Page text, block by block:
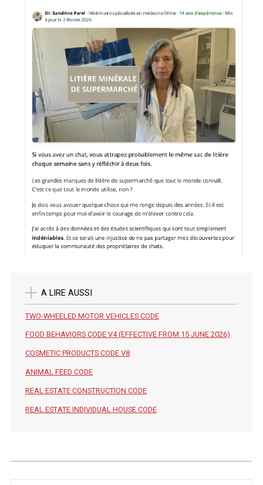
A LIRE AUSSI
TWO-WHEELED MOTOR VEHICLES CODE
FOOD BEHAVIORS CODE V4 (EFFECTIVE FROM 15 JUNE 2026)
COSMETIC PRODUCTS CODE V8
ANIMAL FEED CODE
REAL ESTATE CONSTRUCTION CODE
REAL ESTATE INDIVIDUAL HOUSE CODE